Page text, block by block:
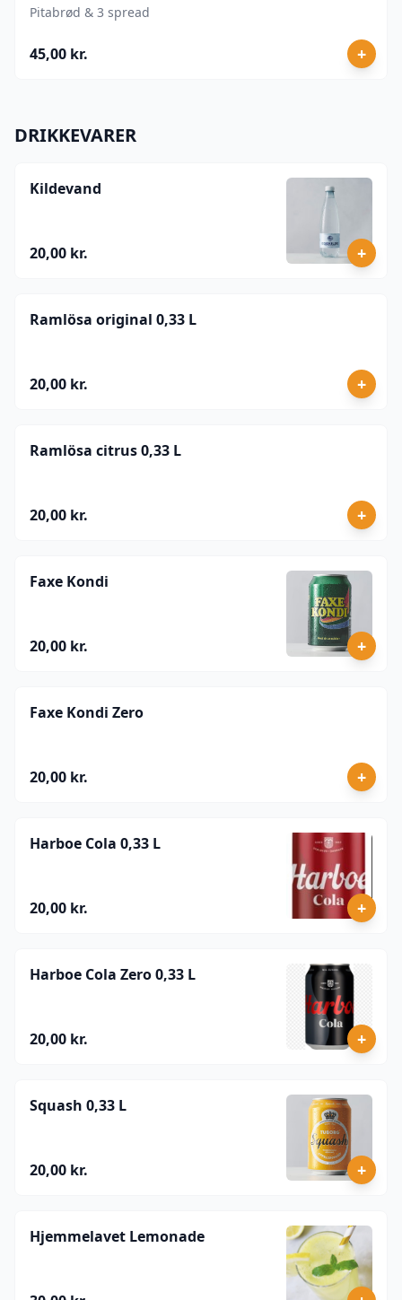
Pitabrød & 3 spread
45,00 kr. +
DRIKKEVARER
Kildevand
20,00 kr. +
Ramlösa original 0,33 L
20,00 kr. +
Ramlösa citrus 0,33 L
20,00 kr. +
Faxe Kondi
20,00 kr. +
Faxe Kondi Zero
20,00 kr. +
Harboe Cola 0,33 L
20,00 kr. +
Harboe Cola Zero 0,33 L
20,00 kr. +
Squash 0,33 L
20,00 kr. +
Hjemmelavet Lemonade